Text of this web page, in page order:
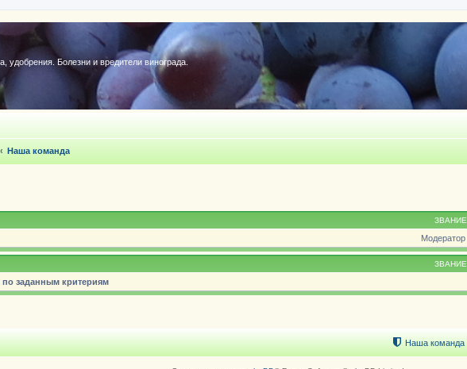
удобрения. Болезни и вредители винограда.
Наша команда
ЗВАНИЕ
Модератор
ЗВАНИЕ
заданным критериям
Наша команда